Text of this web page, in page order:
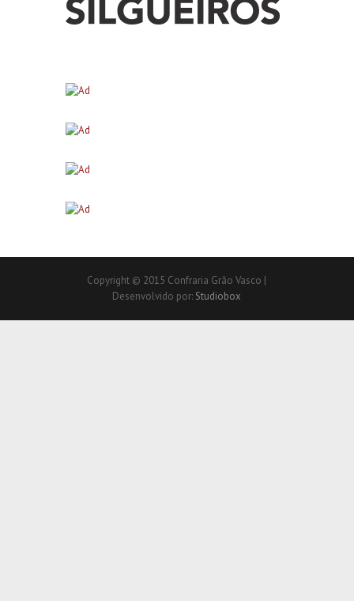
Copyright © 2015 Confraria Grão Vasco |
Desenvolvido por: Studiobox